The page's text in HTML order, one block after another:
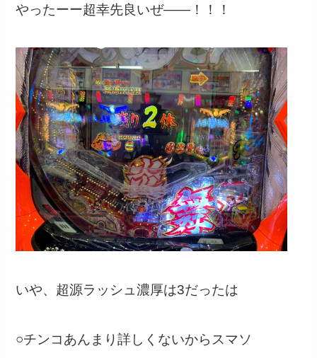
やったーー超幸先良いぜ――！！！
いや、超源ラッシュ濃厚は3だったは
○チンコあんまり詳しくないからスマソ